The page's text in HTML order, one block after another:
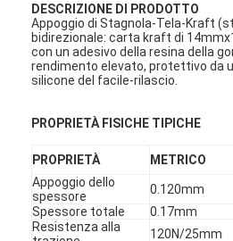
DESCRIZIONE DI PRODOTTO
Appoggio di Stagnola-Tela-Kraft
bidirezionale: carta kraft di
con un adesivo della resina della
rendimento elevato, protettivo da
silicone del facile-rilascio.
PROPRIETÀ FISICHE TIPICHE
PROPRIETÀ METRICO
Appoggio dello
spessore
0.120mm
Spessore totale
0.17mm
Resistenza alla
120N/25mm